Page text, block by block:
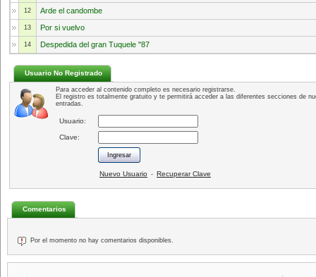
12 Arde el candombe
13 Por si vuelvo
14 Despedida del gran Tuquele "87
Usuario No Registrado
Para acceder al contenido completo es necesario registrarse.
El registro es totalmente gratuito y te permitirá acceder a las diferentes secciones de
entradas.
Usuario:
Clave:
Nuevo Usuario - Recuperar Clave
Comentarios
Por el momento no hay comentarios disponibles.